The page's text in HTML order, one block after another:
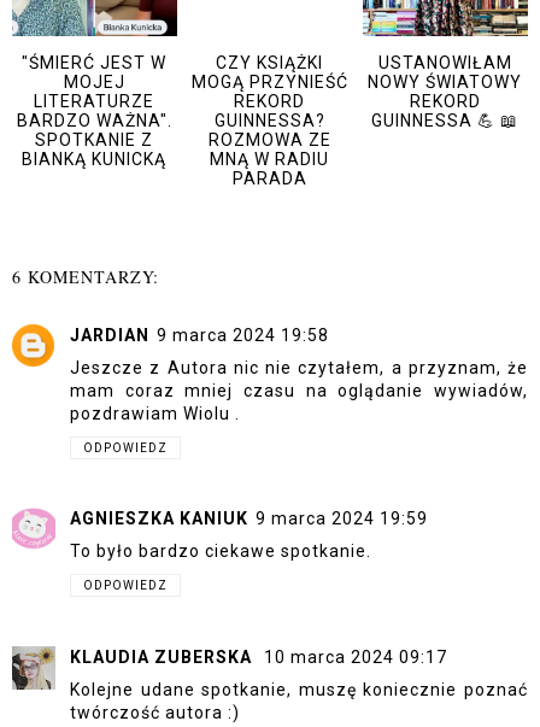
"ŚMIERĆ JEST W
MOJEJ
LITERATURZE
BARDZO WAŻNA".
SPOTKANIE Z
BIANKĄ KUNICKĄ
CZY KSIĄŻKI
MOGĄ PRZYNIEŚĆ
REKORD
GUINNESSA?
ROZMOWA ZE
MNĄ W RADIU
PARADA
USTANOWIŁAM
NOWY ŚWIATOWY
REKORD
GUINNESSA 💪 📖
6 KOMENTARZY:
JARDIAN 9 marca 2024 19:58
Jeszcze z Autora nic nie czytałem, a przyznam, że
mam coraz mniej czasu na oglądanie wywiadów,
pozdrawiam Wiolu .
ODPOWIEDZ
AGNIESZKA KANIUK 9 marca 2024 19:59
To było bardzo ciekawe spotkanie.
ODPOWIEDZ
KLAUDIA ZUBERSKA
10 marca 2024 09:17
Kolejne udane spotkanie, muszę koniecznie poznać
twórczość autora :)